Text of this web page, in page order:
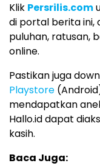
Klik Persrilis.com
di portal berita ini,
puluhan, ratusan,
online.
Pastikan juga
Playstore
mendapatkan
Hallo.id dapat
kasih.
Baca Juga: